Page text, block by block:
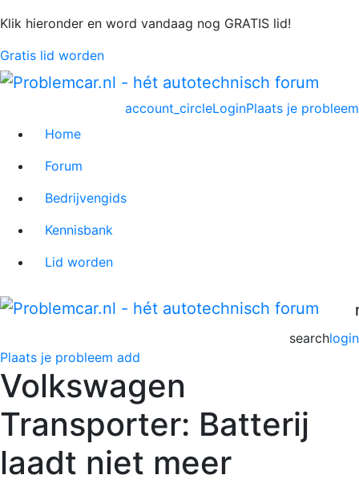
Klik hieronder en word vandaag nog GRATIS lid!
Gratis lid worden
Plaats je probleem
account_circleLogin
Home
Forum
Bedrijvengids
Kennisbank
Lid worden
login
search
Plaats je probleem add
Volkswagen
Transporter: Batterij
laadt niet meer